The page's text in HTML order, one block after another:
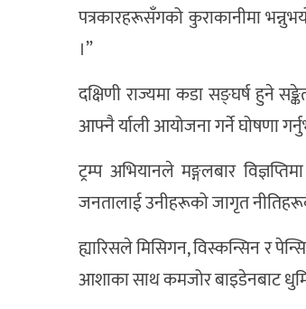
पत्रकारहरूसँगको कुराकानीमा
।”
दक्षिणी राज्यमा कडा सङ्घर्ष हुने
आफ्नै र्याली आयोजना गर्ने घोषणा
ट्रम्प अभियानले मङ्गलबार
जनतालाई उनीहरूको जागृत
ह्यारिसले मिसिगन, विस्कन्सिन र
आशाका साथ कमजोर बाइडेनबाट